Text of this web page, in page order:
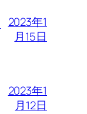
2023年1
月15日
2023年1
月12日